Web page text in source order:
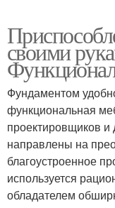
своими
Фундаментом
функциональная
проектировщиков и
направлены на
благоустроенное
используется
обладателем